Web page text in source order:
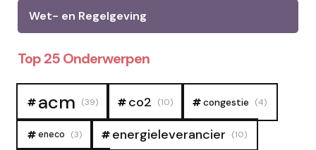
Wet- en Regelgeving
Top 25 Onderwerpen
acm (39) co2 (10) congestie (4)
eneco (3) energieleverancier (10)